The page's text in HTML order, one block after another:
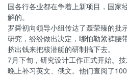
国各行各业都在争着上新项目，国家
解的。
罗舜初向领导小组传达了聂荣臻的批
研究，纷纷做出决定，哪怕勒紧裤腰
挤出钱来把核潜艇的研制搞下去。
7月下旬，研究设计工作正式开始。
晚上补习英文、俄文。他们查阅了